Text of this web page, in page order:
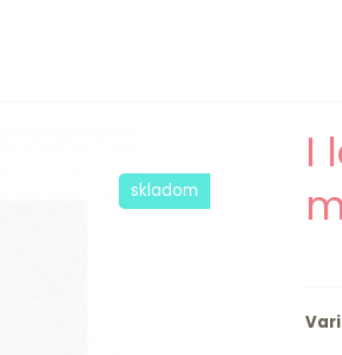
skladom
I